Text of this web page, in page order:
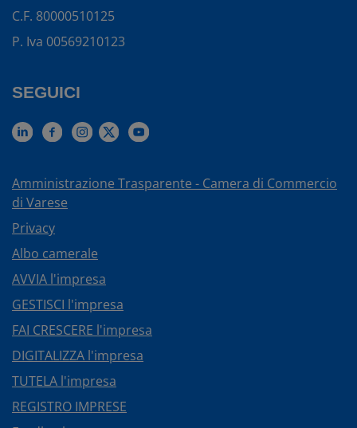
C.F. 80000510125
P. Iva 00569210123
SEGUICI
Amministrazione Trasparente - Camera di Commercio
di Varese
Privacy
Albo camerale
AVVIA l'impresa
GESTISCI l'impresa
FAI CRESCERE l'impresa
DIGITALIZZA l'impresa
TUTELA l'impresa
REGISTRO IMPRESE